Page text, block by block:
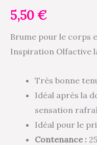
5,50€
Brume pour le corps
Inspiration Olfactive
Très bonne
Idéal après la
sensation
Idéal pour le
Contenance :